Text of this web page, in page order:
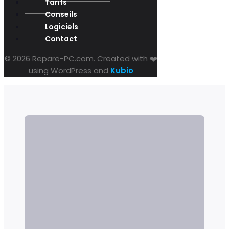
Tarifs
Conseils
Logiciels
Contact
© 2026 Repare-PC.com. Created with ❤️
using WordPress and Kubio